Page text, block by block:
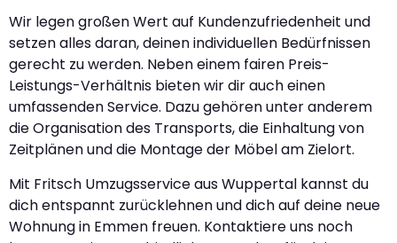
Wir legen großen Wert auf Kundenzufriedenheit und
setzen alles daran, deinen individuellen Bedürfnissen
gerecht zu werden. Neben einem fairen Preis-
Leistungs-Verhältnis bieten wir dir auch einen
umfassenden Service. Dazu gehören unter anderem
die Organisation des Transports, die Einhaltung von
Zeitplänen und die Montage der Möbel am Zielort.
Mit Fritsch Umzugsservice aus Wuppertal kannst du
dich entspannt zurücklehnen und dich auf deine neue
Wohnung in Emmen freuen. Kontaktiere uns noch